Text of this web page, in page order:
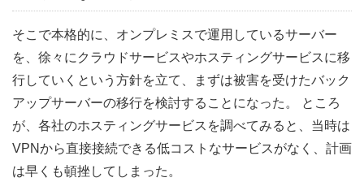
そこで本格的に、オンプレミスで運用しているサーバー
を、徐々にクラウドサービスやホスティングサービスに移
行していくという方針を立て、まずは被害を受けたバック
アップサーバーの移行を検討することになった。 ところ
が、各社のホスティングサービスを調べてみると、当時は
VPNから直接接続できる低コストなサービスがなく、計画
は早くも頓挫してしまった。